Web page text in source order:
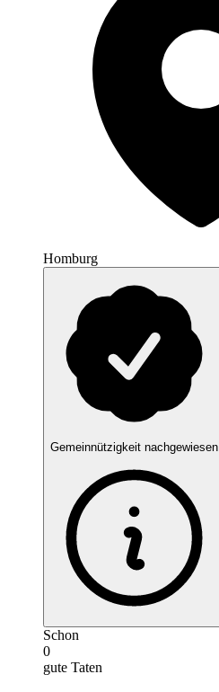
Homburg
Gemeinnützigkeit nachgewiesen
Schon
0
gute Taten